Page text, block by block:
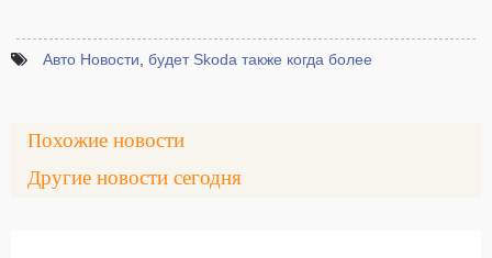
Авто Новости будет Skoda также когда более
Похожие новости
Другие новости сегодня